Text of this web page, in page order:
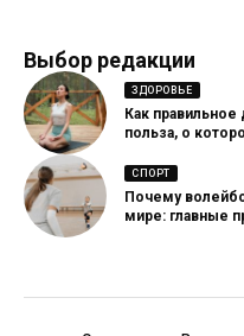
Выбор редакции
ЗДОРОВЬЕ
Как
польза, о
СПОРТ
Почему
мире: главные